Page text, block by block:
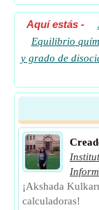
Aquí estás-
Equilibrio
y grado de
¡Akshada
calculadoras!